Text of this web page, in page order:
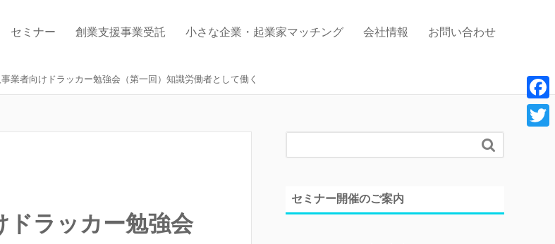
セミナー 創業支援事業受託 小さな企業・起業家マッチング 会社情報 お問い合わせ
業者向けドラッカー勉強会（第一回）知識労働者として働く
ドラッカー勉強会

セミナー開催のご案内
F